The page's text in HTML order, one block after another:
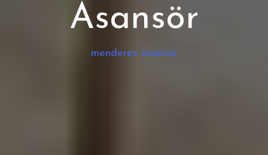
Asansör
menderes asansör